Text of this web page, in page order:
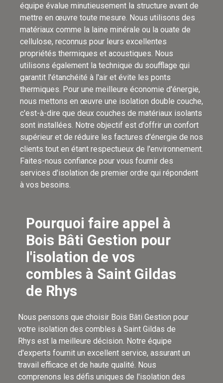
équipe évalue minutieusement la structure avant de
mettre en œuvre toute mesure. Nous utilisons des
matériaux comme la laine minérale ou la ouate de
cellulose, reconnus pour leurs excellentes
propriétés thermiques et acoustiques. Nous
utilisons également la technique du soufflage qui
garantit l'étanchéité à l'air et évite les ponts
thermiques. Pour une meilleure économie d'énergie,
nous mettons en œuvre une isolation double couche,
c'est-à-dire que deux couches de matériaux isolants
sont installées. Notre objectif est d'offrir un confort
supérieur et de réduire les factures d'énergie de nos
clients tout en étant respectueux de l'environnement.
Faites-nous confiance pour vous fournir des
services d'isolation de premier ordre qui répondent
à vos besoins.
Pourquoi faire appel à
Bois Bâti Gestion pour
l'isolation de vos
combles à Saint Gildas
de Rhys
Nous pensons que choisir Bois Bâti Gestion pour
votre isolation des combles à Saint Gildas de
Rhys est la meilleure décision. Notre équipe
d'experts fournit un excellent service, assurant un
travail efficace et de haute qualité. Nous
comprenons les défis uniques de l'isolation des